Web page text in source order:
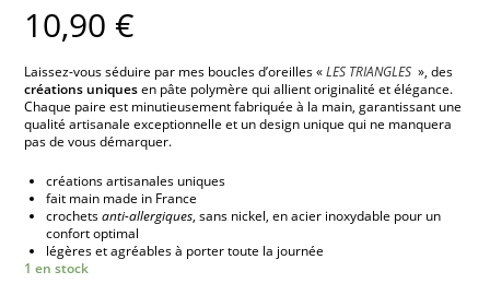
10,90 €
Laissez-vous séduire par mes boucles d’oreilles «LES TRIANGLES », des
créations uniquesen pâte polymère qui allient originalité et élégance.
Chaque paire est minutieusement fabriquée à la main, garantissant une
qualité artisanale exceptionnelle et un design unique qui ne manquera
pas de vous démarquer.
créations artisanales uniques
fait main made in France
crochetsanti-allergiques, sans nickel, en acier inoxydable pour un
confort optimal
légères et agréables à porter toute la journée
1 en stock